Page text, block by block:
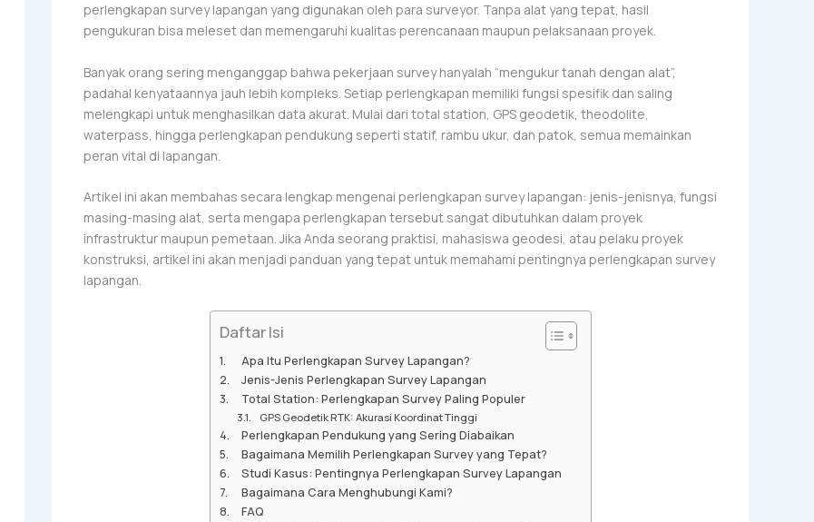
perlengkapan survey lapangan yang digunakan oleh para surveyor. Tanpa alat yang tepat, hasil
pengukuran bisa meleset dan memengaruhi kualitas perencanaan maupun pelaksanaan proyek.
Banyak orang sering menganggap bahwa pekerjaan survey hanyalah “mengukur tanah dengan alat”,
padahal kenyataannya jauh lebih kompleks. Setiap perlengkapan memiliki fungsi spesifik dan saling
melengkapi untuk menghasilkan data akurat. Mulai dari total station, GPS geodetik, theodolite,
waterpass, hingga perlengkapan pendukung seperti statif, rambu ukur, dan patok, semua memainkan
peran vital di lapangan.
Artikel ini akan membahas secara lengkap mengenai perlengkapan survey lapangan: jenis-jenisnya, fungsi
masing-masing alat, serta mengapa perlengkapan tersebut sangat dibutuhkan dalam proyek
infrastruktur maupun pemetaan. Jika Anda seorang praktisi, mahasiswa geodesi, atau pelaku proyek
konstruksi, artikel ini akan menjadi panduan yang tepat untuk memahami pentingnya perlengkapan survey
lapangan.
Daftar Isi
Apa Itu Perlengkapan Survey Lapangan?
Jenis-Jenis Perlengkapan Survey Lapangan
Total Station: Perlengkapan Survey Paling Populer
GPS Geodetik RTK: Akurasi Koordinat Tinggi
Perlengkapan Pendukung yang Sering Diabaikan
Bagaimana Memilih Perlengkapan Survey yang Tepat?
Studi Kasus: Pentingnya Perlengkapan Survey Lapangan
Bagaimana Cara Menghubungi Kami?
FAQ